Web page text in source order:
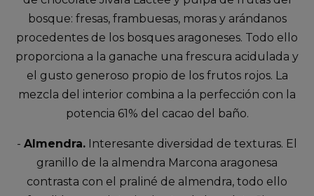
bosque: fresas, frambuesas, moras y arándanos
procedentes de los bosques aragoneses. Todo ello
proporciona a la ganache una frescura acidulada y
el gusto generoso propio de los frutos rojos. La
mezcla del interior combina a la perfección con la
potencia 61% del cacao del baño.
- Almendra. Interesante diversidad de texturas. El
granillo de la almendra Marcona aragonesa
contrasta con el praliné de almendra, todo ello